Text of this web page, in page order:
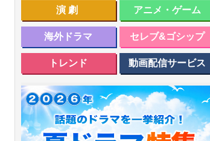
演劇 アニメ・ゲーム
海外ドラマ セレブ&ゴシップ
トレンド 動画配信サービス